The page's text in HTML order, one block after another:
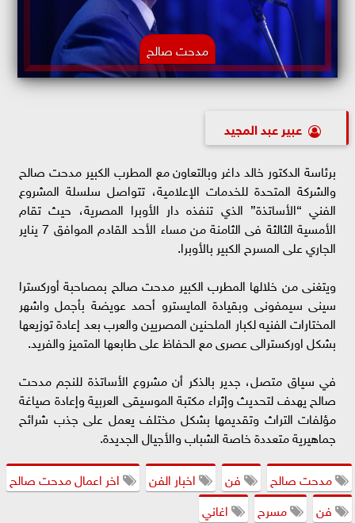
مدحت صالح
عبير عبد المجيد
برئاسة الدكتور خالد داغر وبالتعاون مع المطرب الكبير مدحت صالح
والشركة المتحدة للخدمات الإعلامية، تتواصل سلسلة المشروع
الفني “الأساتذة” الذي تنفذه دار الأوبرا المصرية، حيث تقام
الأمسية الثالثة فى الثامنة من مساء الأحد القادم الموافق 7 يناير
الجاري على المسرح الكبير بالأوبرا.
ويتغنى من خلالها المطرب الكبير مدحت صالح بمصاحبة أوركسترا
سينى سيمفونى وبقيادة المايسترو أحمد عويضة بأجمل واشهر
المختارات الفنيه لكبار الملحنين المصريين والعرب بعد إعادة توزيعها
بشكل اوركسترالى عصرى مع الحفاظ على طابعها المتميز والفريد.
في سياق متصل، جدير بالذكر أن مشروع الأساتذة للنجم مدحت
صالح يهدف لتحديث وإثراء مكتبة الموسيقى العربية وإعادة صياغة
مؤلفات التراث وتقديمها بشكل مختلف يعمل على جذب شرائح
جماهيرية متعددة خاصة الشباب والأجيال الجديدة.
مدحت صالح
فن اخبار الفن
اخر اعمال مدحت صالح
فن
مسرح اغاني